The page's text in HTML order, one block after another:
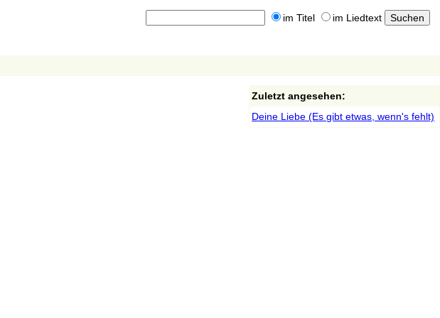
im Titel im Liedtext
Zuletzt angesehen:
Deine Liebe (Es gibt etwas, wenn's fehlt)